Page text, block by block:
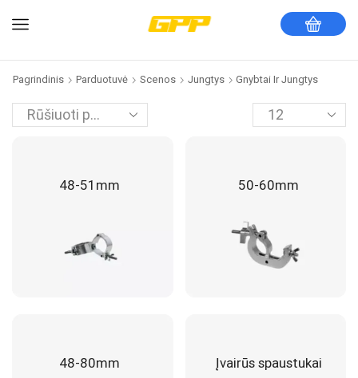
Pagrindinis Parduotuvė Scenos Jungtys Gnybtai Ir Jungtys
48-51mm 50-60mm
48-80mm Įvairūs spaustukai